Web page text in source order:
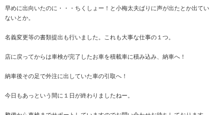
早めに出向いたのに・・・ちくしょー！と小梅太夫ばりに声が出たとか出てい
ないとか。
名義変更等の書類提出も行いました。これも大事な仕事の１つ。
店に戻ってからは車検が完了したお車を積載車に積み込み、納車へ！
納車後その足で外注に出していた車の引取へ！
今日もあっという間に１日が終わりましたねー。